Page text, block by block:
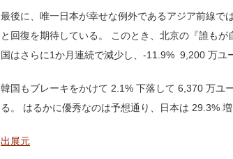
最後に、唯一日本が幸せな例外であるアジア前線で
と回復を期待している。 このとき、北京の『誰も
国はさらに1か月連続で減少し、-11.9% 9,200 万ユ
韓国もブレーキをかけて 2.1% 下落して 6,370 万ユ
る。 はるかに優秀なのは予想通り、日本は 29.3%
出展元